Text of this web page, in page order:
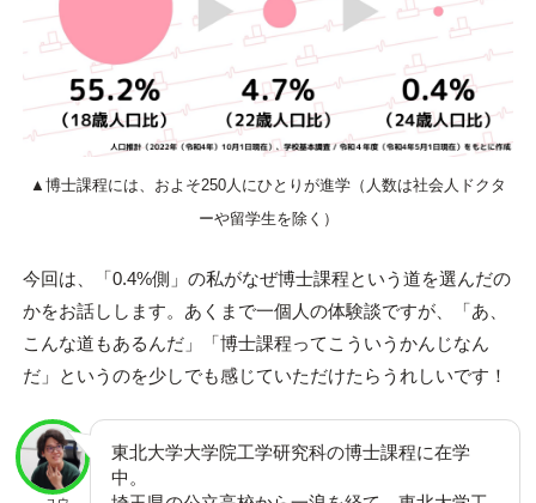
▲博士課程には、およそ250人にひとりが進学（人数は社会人ドクタ
ーや留学生を除く）
今回は、「0.4%側」の私がなぜ博士課程という道を選んだの
かをお話しします。あくまで一個人の体験談ですが、「あ、
こんな道もあるんだ」「博士課程ってこういうかんじなん
だ」というのを少しでも感じていただけたらうれしいです！
東北大学大学院工学研究科の博士課程に在学
中。